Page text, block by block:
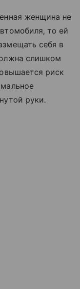
женщина не
то ей
себя в
слишком
риск
руки.